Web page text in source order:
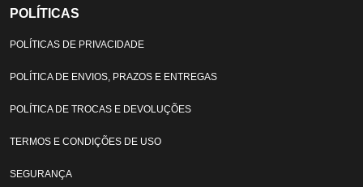
POLÍTICAS
POLÍTICAS DE PRIVACIDADE
POLÍTICA DE ENVIOS, PRAZOS E ENTREGAS
POLÍTICA DE TROCAS E DEVOLUÇÕES
TERMOS E CONDIÇÕES DE USO
SEGURANÇA